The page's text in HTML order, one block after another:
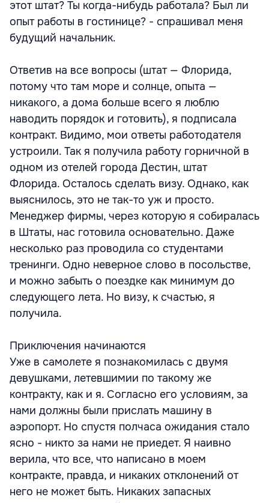
этот штат? Ты когда-нибудь работала? Был ли
опыт работы в гостинице? - спрашивал меня
будущий начальник.
Ответив на все вопросы (штат — Флорида,
потому что там море и солнце, опыта —
никакого, а дома больше всего я люблю
наводить порядок и готовить), я подписала
контракт. Видимо, мои ответы работодателя
устроили. Так я получила работу горничной в
одном из отелей города Дестин, штат
Флорида. Осталось сделать визу. Однако, как
выяснилось, это не так-то уж и просто.
Менеджер фирмы, через которую я собиралась
в Штаты, нас готовила основательно. Даже
несколько раз проводила со студентами
тренинги. Одно неверное слово в посольстве,
и можно забыть о поездке как минимум до
следующего лета. Но визу, к счастью, я
получила.
Приключения начинаются
Уже в самолете я познакомилась с двумя
девушками, летевшимии по такому же
контракту, как и я. Согласно его условиям, за
нами должны были прислать машину в
аэропорт. Но спустя полчаса ожидания стало
ясно - никто за нами не приедет. Я наивно
верила, что все, что написано в моем
контракте, правда, и никаких отклонений от
него не может быть. Никаких запасных